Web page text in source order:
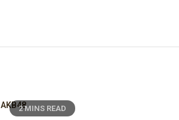
2 MINS READ
AKB48